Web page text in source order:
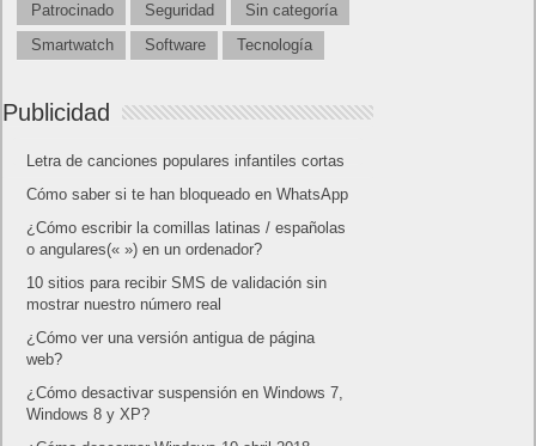
Patrocinado
Seguridad
Sin categoría
Smartwatch
Software Tecnología
Publicidad
Letra de canciones populares infantiles cortas
Cómo saber si te han bloqueado en WhatsApp
¿Cómo escribir la comillas latinas / españolas
o angulares(« ») en un ordenador?
10 sitios para recibir SMS de validación sin
mostrar nuestro número real
¿Cómo ver una versión antigua de página
web?
¿Cómo desactivar suspensión en Windows 7,
Windows 8 y XP?